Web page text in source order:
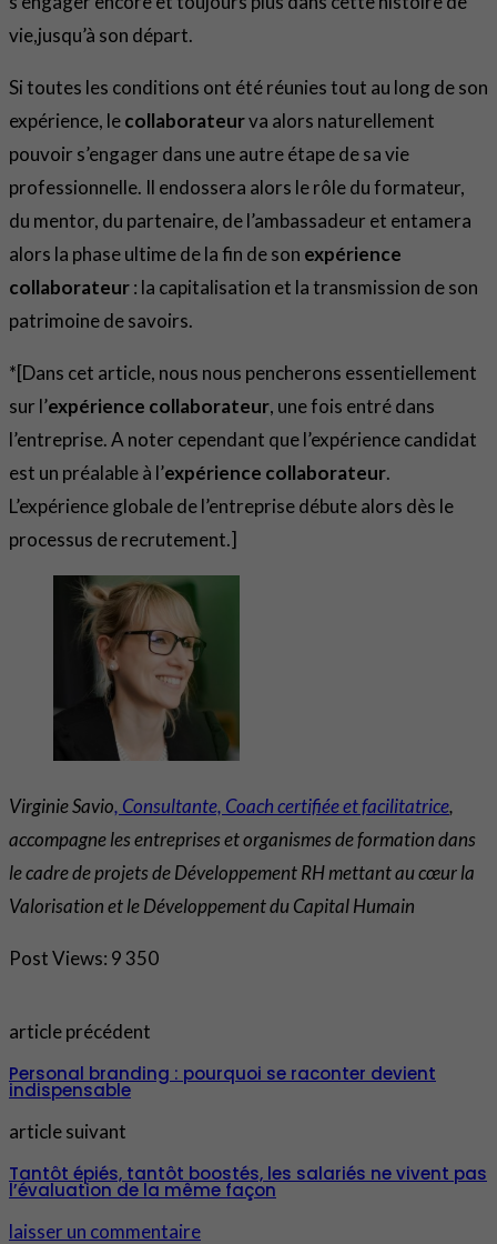
vie,jusqu’à son départ.
Si toutes les conditions ont été réunies tout au long de son
expérience, lecollaborateurva alors naturellement
pouvoir s’engager dans une autre étape de sa vie
professionnelle. Il endossera alors le rôle du formateur,
du mentor, du partenaire, de l’ambassadeur et entamera
alors la phase ultime de la fin de son expérience
collaborateur: la capitalisation et la transmission de son
patrimoine de savoirs.
*[Dans cet article, nous nous pencherons essentiellement
sur l’expérience collaborateur, une fois entré dans
l’entreprise. A noter cependant que l’expérience candidat
est un préalable à l’expérience collaborateur.
L’expérience globale de l’entreprise débute alors dès le
processus de recrutement.]
Virginie Savio, Consultante, Coach certifiée et facilitatrice,
accompagne les entreprises et organismes de formation dans
le cadre de projets de Développement RH mettant au cœur la
Valorisation et le Développement du Capital Humain
Post Views: 9 350
article précédent
Personal branding : pourquoi se raconter devient
indispensable
article suivant
Tantôt épiés, tantôt boostés, les salariés ne vivent pas
l’évaluation de la même façon
laisser un commentaire